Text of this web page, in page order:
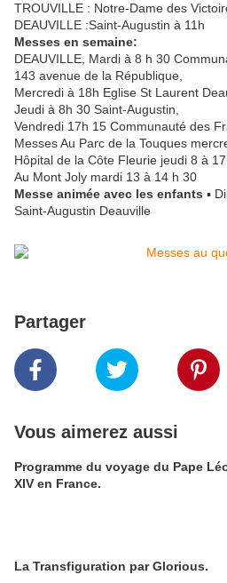
TROUVILLE : Notre-Dame des
DEAUVILLE :Saint-Augustin à 11h
Messes en semaine:
DEAUVILLE, Mardi à 8 h 30
143 avenue de la République,
Mercredi à 18h Eglise St Laurent
Jeudi à 8h 30 Saint-Augustin,
Vendredi 17h 15 Communauté des
Messes Au Parc de la Touques
Hôpital de la Côte Fleurie jeudi 8 à 17
Au Mont Joly mardi 13 à 14 h 30
Messe animée avec les enfants ▪
Saint-Augustin Deauville
Partager
Vous aimerez aussi
Programme du voyage du Pape
XIV en France.
La Transfiguration par Glorious.